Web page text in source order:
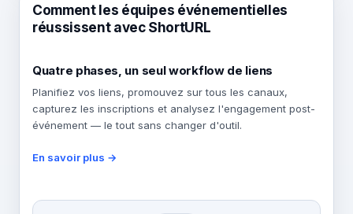
Comment les équipes événementielles
réussissent avec ShortURL
Quatre phases, un seul workflow de liens
Planifiez vos liens, promouvez sur tous les canaux,
capturez les inscriptions et analysez l'engagement post-
événement — le tout sans changer d'outil.
En savoir plus →